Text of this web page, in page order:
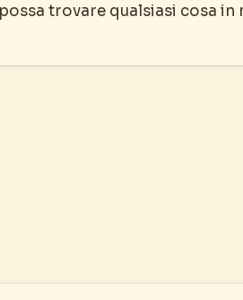
trovare qualsiasi cosa in